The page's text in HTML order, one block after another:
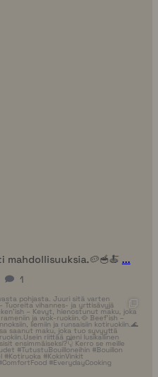
mahdollisuuksia.🥔🥣🍝 ...
1
7